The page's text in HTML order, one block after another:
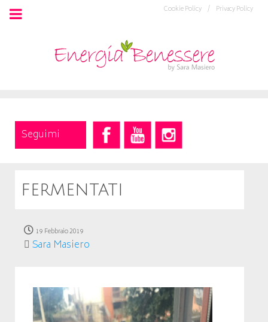
Privacy Policy
Cookie Policy /
Seguimi
fermentati
19 Febbraio 2019
Sara Masiero